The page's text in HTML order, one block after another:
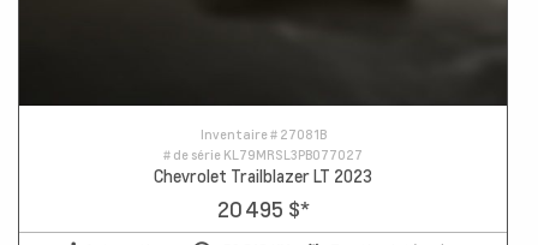
Inventaire # 27081B
# de série KL79MRSL3PB077027
Chevrolet Trailblazer LT 2023
20 495 $*